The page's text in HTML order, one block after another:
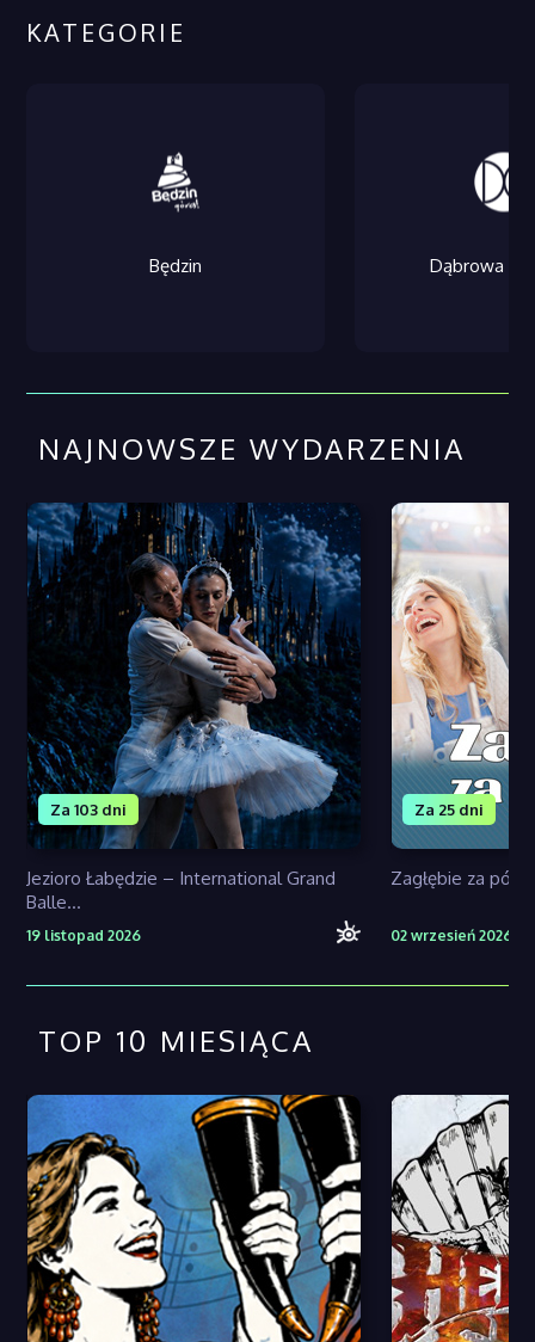
KATEGORIE
Będzin Dąbrowa
NAJNOWSZE WYDARZENIA
Jezioro Łabędzie – International Grand
Balle...
Za 103 dni
19 listopad 2026
Zagłębie za pół
Za 25 dni
02 wrzesień 2026
TOP 10 MIESIĄCA